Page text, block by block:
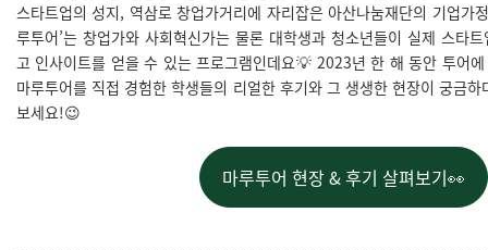
스타트업의 성지, 역삼로 창업가거리에 자리잡은 아산나눔재단의 기업가
루투어’는 창업가와 사회혁신가는 물론 대학생과 청소년들이 실제 스타
고 인사이트를 얻을 수 있는 프로그램인데요💡 2023년 한 해 동안 투어
마루투어를 직접 경험한 학생들의 리얼한 후기와 그 생생한 현장이 궁금
보세요!😉
마루투어 현장 & 후기 살펴보기👀